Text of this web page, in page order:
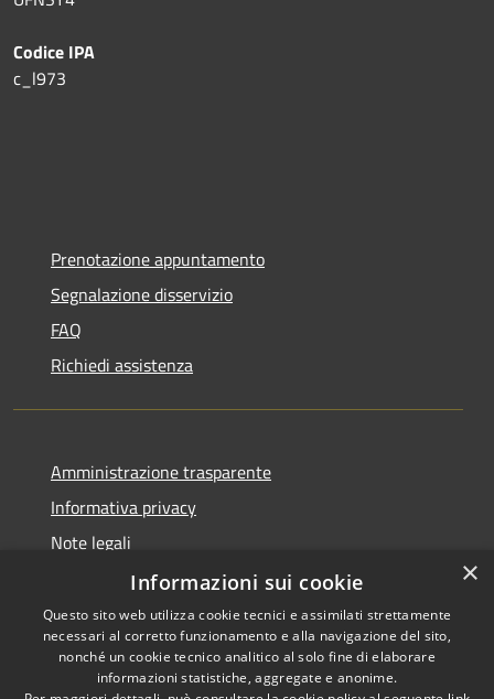
Codice IPA
c_l973
Prenotazione appuntamento
Segnalazione disservizio
FAQ
Richiedi assistenza
Amministrazione trasparente
Informativa privacy
Note legali
Dichiarazione di accessibilità
RSS Copyright © 2026 • Comune di
×
Informazioni sui cookie
Questo sito web utilizza cookie tecnici e assimilati strettamente
necessari al corretto funzionamento e alla navigazione del sito,
nonché un cookie tecnico analitico al solo fine di elaborare
informazioni statistiche, aggregate e anonime.